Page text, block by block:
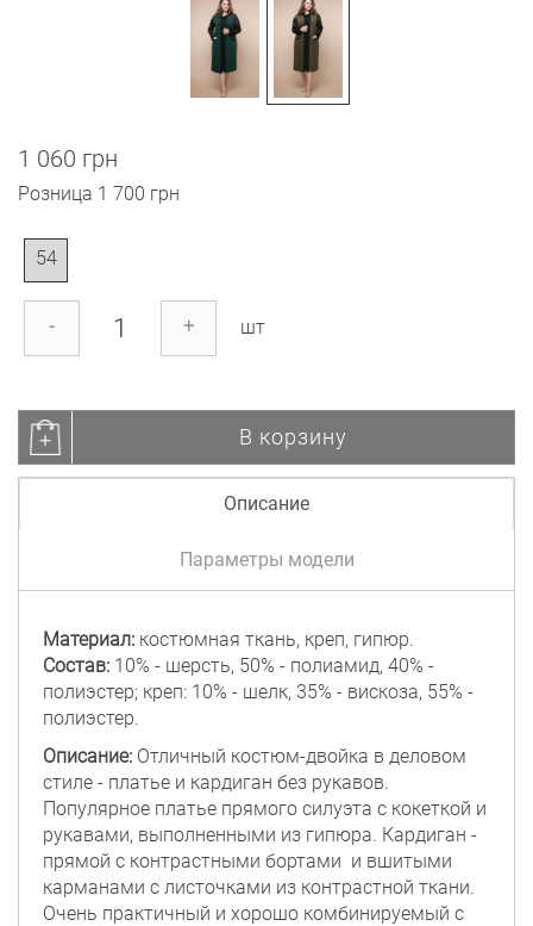
1 060 грн
Розница 1 700 грн
54
- + шт
В корзину
Описание
Параметры модели
Материал: костюмная ткань, креп, гипюр.
Состав: 10% - шерсть, 50% - полиамид, 40% -
полиэстер; креп: 10% - шелк, 35% - вискоза, 55% -
полиэстер.
Описание: Отличный костюм-двойка в деловом
стиле - платье и кардиган без рукавов.
Популярное платье прямого силуэта с кокеткой и
рукавами, выполненными из гипюра. Кардиган -
прямой с контрастными бортами и вшитыми
карманами с листочками из контрастной ткани.
Очень практичный и хорошо комбинируемый с